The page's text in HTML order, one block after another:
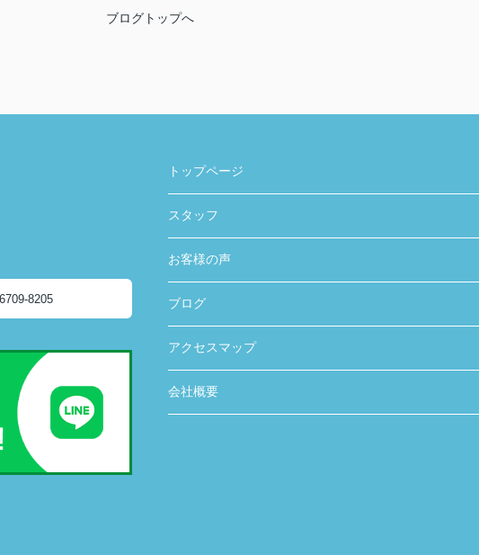
ブログトップへ
8205
トップページ
スタッフ
お客様の声
ブログ
アクセスマップ
会社概要